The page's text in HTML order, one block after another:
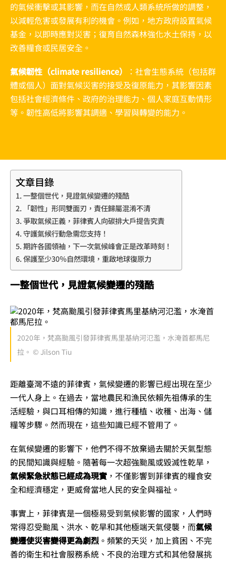
的氣候衝擊或其影響，而在自然或人類系統所做的調整，
以減輕危害或發展有利的機會。例如，地方政府設置氣候
基金，以即時應對災害；復育自然森林強化水土保持，以
改善糧食或民居安全。
氣候韌性（climate resilience）
：社會生態系統（包括群
體或個人）面對氣候災害的接受及復原能力，其影響因素
包括社會經濟條件、政府的治理能力、個人家庭互動情形
等。韌性高低將影響其調適、學習與轉變的能力。
文章目錄
一整個世代，見證氣候變遷的殘酷
「韌性」形同雙面刃，責任歸屬混淆不清
爭取氣候正義，菲律賓人向碳排大戶提告究責
守護氣候行動急需您支持！
期許各國領袖，下一次氣候峰會正是改革時刻！
保護至少30％自然環境，重啟地球復原力
一整個世代，見證氣候變遷的殘酷
2020年，梵高颱風引發菲律賓馬里基納河氾濫，水淹首都馬尼
拉。 © Jilson Tiu
距離臺灣不遠的菲律賓，氣候變遷的影響已經出現在至少
一代人身上。在過去，當地農民和漁民依賴先祖傳承的生
活經驗，與口耳相傳的知識，進行種植、收穫、出海、儲
糧等步驟。然而現在，這些知識已經不管用了。
在氣候變遷的影響下，他們不得不放棄過去關於天氣型態
的民間知識與經驗。隨著每一次超強颱風或毀滅性乾旱，
氣候緊急狀態已經成為現實 ，不僅影響到菲律賓的糧食安
全和經濟穩定，更威脅當地人民的安全與福祉。
事實上，菲律賓是一個極易受到氣候影響的國家，人們時
常得忍受颱風、洪水、乾旱和其他極端天氣侵襲，而氣候
變遷使災害變得更為劇烈 。頻繁的天災，加上貧困、不完
善的衛生和社會服務系統、不良的治理方式和其他發展挑